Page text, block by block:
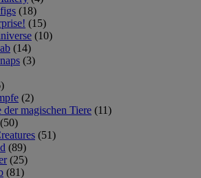
(18)
(15)
(10)
(14)
(3)
(2)
der magischen Tiere (11)
(50)
(51)
(89)
(25)
(81)